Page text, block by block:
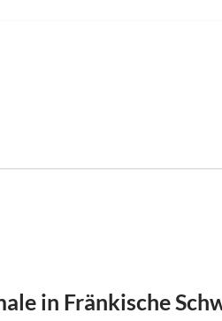
in Fränkische